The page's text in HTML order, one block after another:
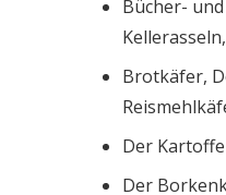
Bücher-
Brotkäfer,
Der
Der